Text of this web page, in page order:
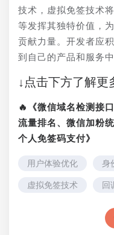
技术，虚拟免签技术
等发挥其独特价值，
贡献力量。开发者应
到自己的产品和服务
↓点击下方了解更
🔥《微信域名检测接
流量排名、微信加粉
个人免签码支付》
用户体验优化 身
虚拟免签技术 回